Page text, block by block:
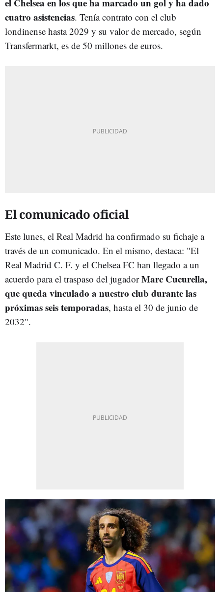
cuatro asistencias. Tenía contrato con el club
londinense hasta 2029 y su valor de mercado, según
Transfermarkt, es de 50 millones de euros.
El comunicado oficial
Este lunes, el Real Madrid ha confirmado su fichaje a
través de un comunicado. En el mismo, destaca: "El
Real Madrid C. F. y el Chelsea FC han llegado a un
acuerdo para el traspaso del jugadorMarc Cucurella,
que queda vinculado a nuestro club durante las
próximas seis temporadas, hasta el 30 de junio de
2032".